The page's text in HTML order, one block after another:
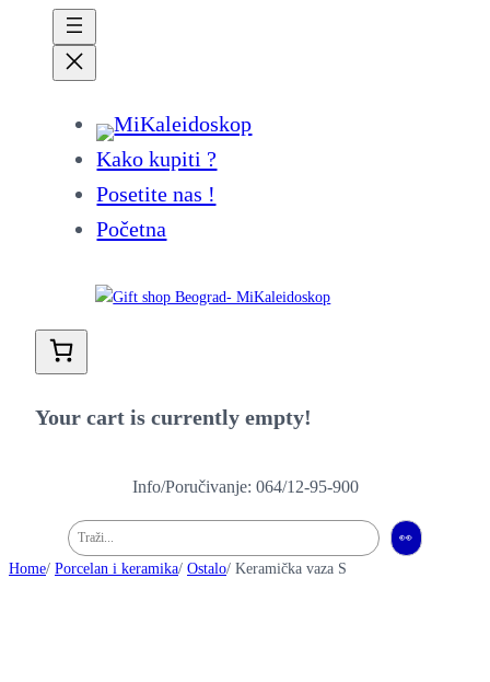
Kako kupiti ?
Posetite nas !
Početna
Your cart is currently empty!
Info/Poručivanje: 064/12-95-900
Pretraga 👀
Home/ Porcelan i keramika/ Ostalo/ Keramička vaza S